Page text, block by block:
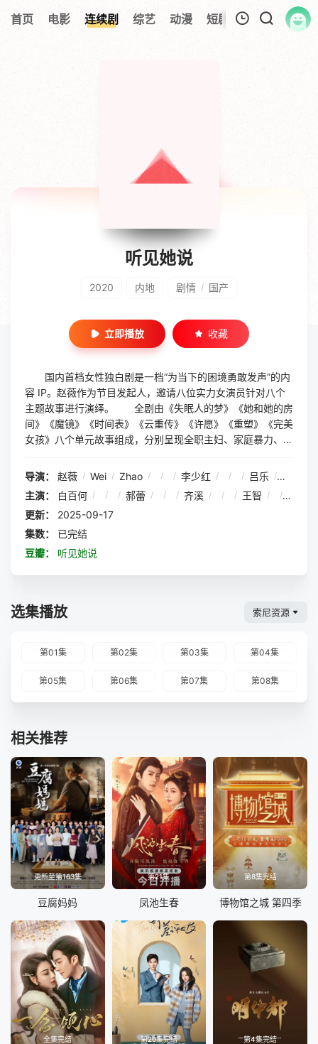
首页 电影 连续剧 综艺 动漫 短剧大全 纪录片
暂无观看影片的记录
听见她说
2020 内地 剧情 / 国产
立即播放 收藏
国内首档女性独白剧是一档“为当下的困境勇敢发声”的内
容 IP。赵薇作为节目发起人，邀请八位实力女演员针对八个
主题故事进行演绎。 全剧由《失眠人的梦》《她和她的房
间》《魔镜》《时间表》《云重传》《许愿》《重塑》《完美
女孩》八个单元故事组成，分别呈现全职主妇、家庭暴力、容
性8个当代女性生存痛点。
导演： 赵薇 / Wei / Zhao / / / 李少红 / / / 吕乐 /
主演：
白百何 / / / 郝蕾 / / / 齐溪 / / / 王智 / /
更新：
2025-09-17
集数：
已完结
豆瓣：
听见她说
选集播放 索尼资源
第01集 第02集 第03集 第04集
第05集 第06集 第07集 第08集
相关推荐
更新至第163集
豆腐妈妈
第21集
凤池生春
第8集完结
博物馆之城 第四季
全集完结 第20集完结 第4集完结